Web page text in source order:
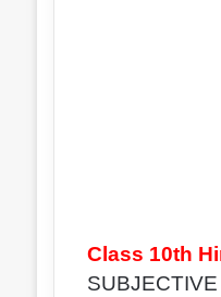
Class 10th